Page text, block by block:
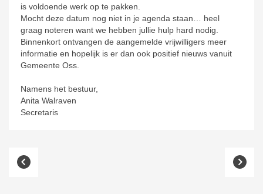
is voldoende werk op te pakken.
Mocht deze datum nog niet in je agenda staan… heel
graag noteren want we hebben jullie hulp hard nodig.
Binnenkort ontvangen de aangemelde vrijwilligers meer
informatie en hopelijk is er dan ook positief nieuws vanuit
Gemeente Oss.
Namens het bestuur,
Anita Walraven
Secretaris